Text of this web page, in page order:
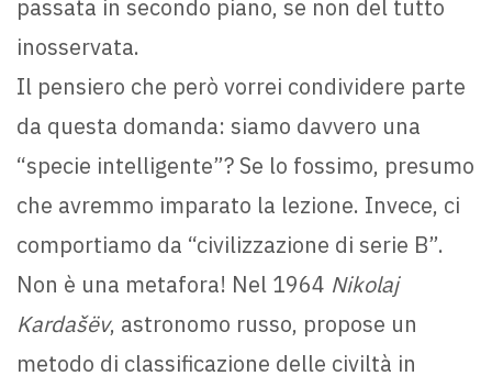
passata in secondo piano, se non del tutto
inosservata.
Il pensiero che però vorrei condividere parte
da questa domanda: siamo davvero una
“specie intelligente”? Se lo fossimo, presumo
che avremmo imparato la lezione. Invece, ci
comportiamo da “civilizzazione di serie B”.
Non è una metafora! Nel 1964 Nikolaj
Kardašëv, astronomo russo, propose un
metodo di classificazione delle civiltà in